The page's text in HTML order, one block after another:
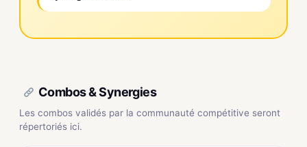
Combos & Synergies
Les combos validés par la communauté compétitive seront
répertoriés ici.